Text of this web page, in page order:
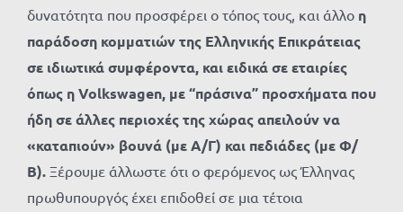
δυνατότητα που προσφέρει ο τόπος τους, και άλλο η
παράδοση κομματιών της Ελληνικής Επικράτειας
σε ιδιωτικά συμφέροντα, και ειδικά σε εταιρίες
όπως ηVolkswagen, με “πράσινα” προσχήματα που
ήδη σε άλλες περιοχές της χώρας απειλούν να
«καταπιούν» βουνά (με Α/Γ) και πεδιάδες (με Φ/
Β). Ξέρουμε άλλωστε ότι ο φερόμενος ως Έλληνας
πρωθυπουργός έχει επιδοθεί σε μια τέτοια